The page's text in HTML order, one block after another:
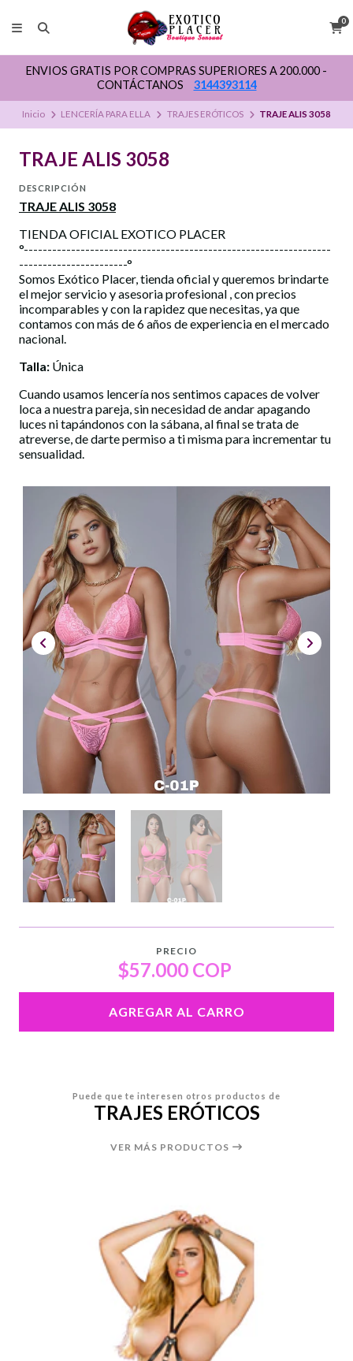
0
ENVIOS GRATIS POR COMPRAS SUPERIORES A 200.000 -
CONTÁCTANOS
3144393114
Inicio LENCERÍA PARA ELLA TRAJES ERÓTICOS TRAJE ALIS 3058
TRAJE ALIS 3058
DESCRIPCIÓN
TRAJE ALIS 3058
TIENDA OFICIAL EXOTICO PLACER
°-----------------------------------------------------------------
-----------------------°
Somos Exótico Placer, tienda oficial y queremos brindarte
el mejor servicio y asesoria profesional , con precios
incomparables y con la rapidez que necesitas, ya que
contamos con más de 6 años de experiencia en el mercado
nacional.
Talla: Única
Cuando usamos lencería nos sentimos capaces de volver
loca a nuestra pareja, sin necesidad de andar apagando
luces ni tapándonos con la sábana, al final se trata de
atreverse, de darte permiso a ti misma para incrementar tu
sensualidad.
PRECIO
$57.000 COP
AGREGAR AL CARRO
Puede que te interesen otros productos de
TRAJES ERÓTICOS
VER MÁS PRODUCTOS